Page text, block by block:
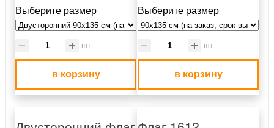
Выберите размер
шт
в корзину
Выберите размер
шт
в корзину